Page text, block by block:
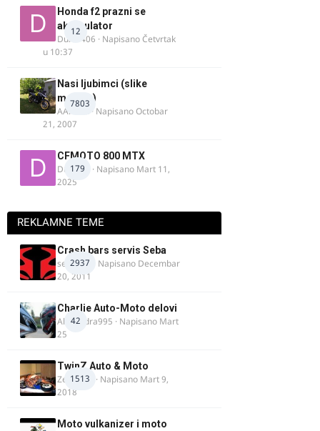
12
Honda f2 prazni se
akomulator
Dule1406 · NapisanoČetvrtak
u 10:37
7803
Nasi ljubimci (slike
motora)
AArnold · NapisanoOctobar
21, 2007
179
CFMOTO 800 MTX
Duta_91 · Napisano Mart 11,
2025
REKLAMNE TEME
2937
Crash bars servis Seba
seba011 · Napisano Decembar
20, 2011
42
Charlie Auto-Moto delovi
Alexandra995 · Napisano Mart
25
1513
TwinZ Auto & Moto
Zeljkamp · Napisano Mart 9,
2018
Moto vulkanizer i moto